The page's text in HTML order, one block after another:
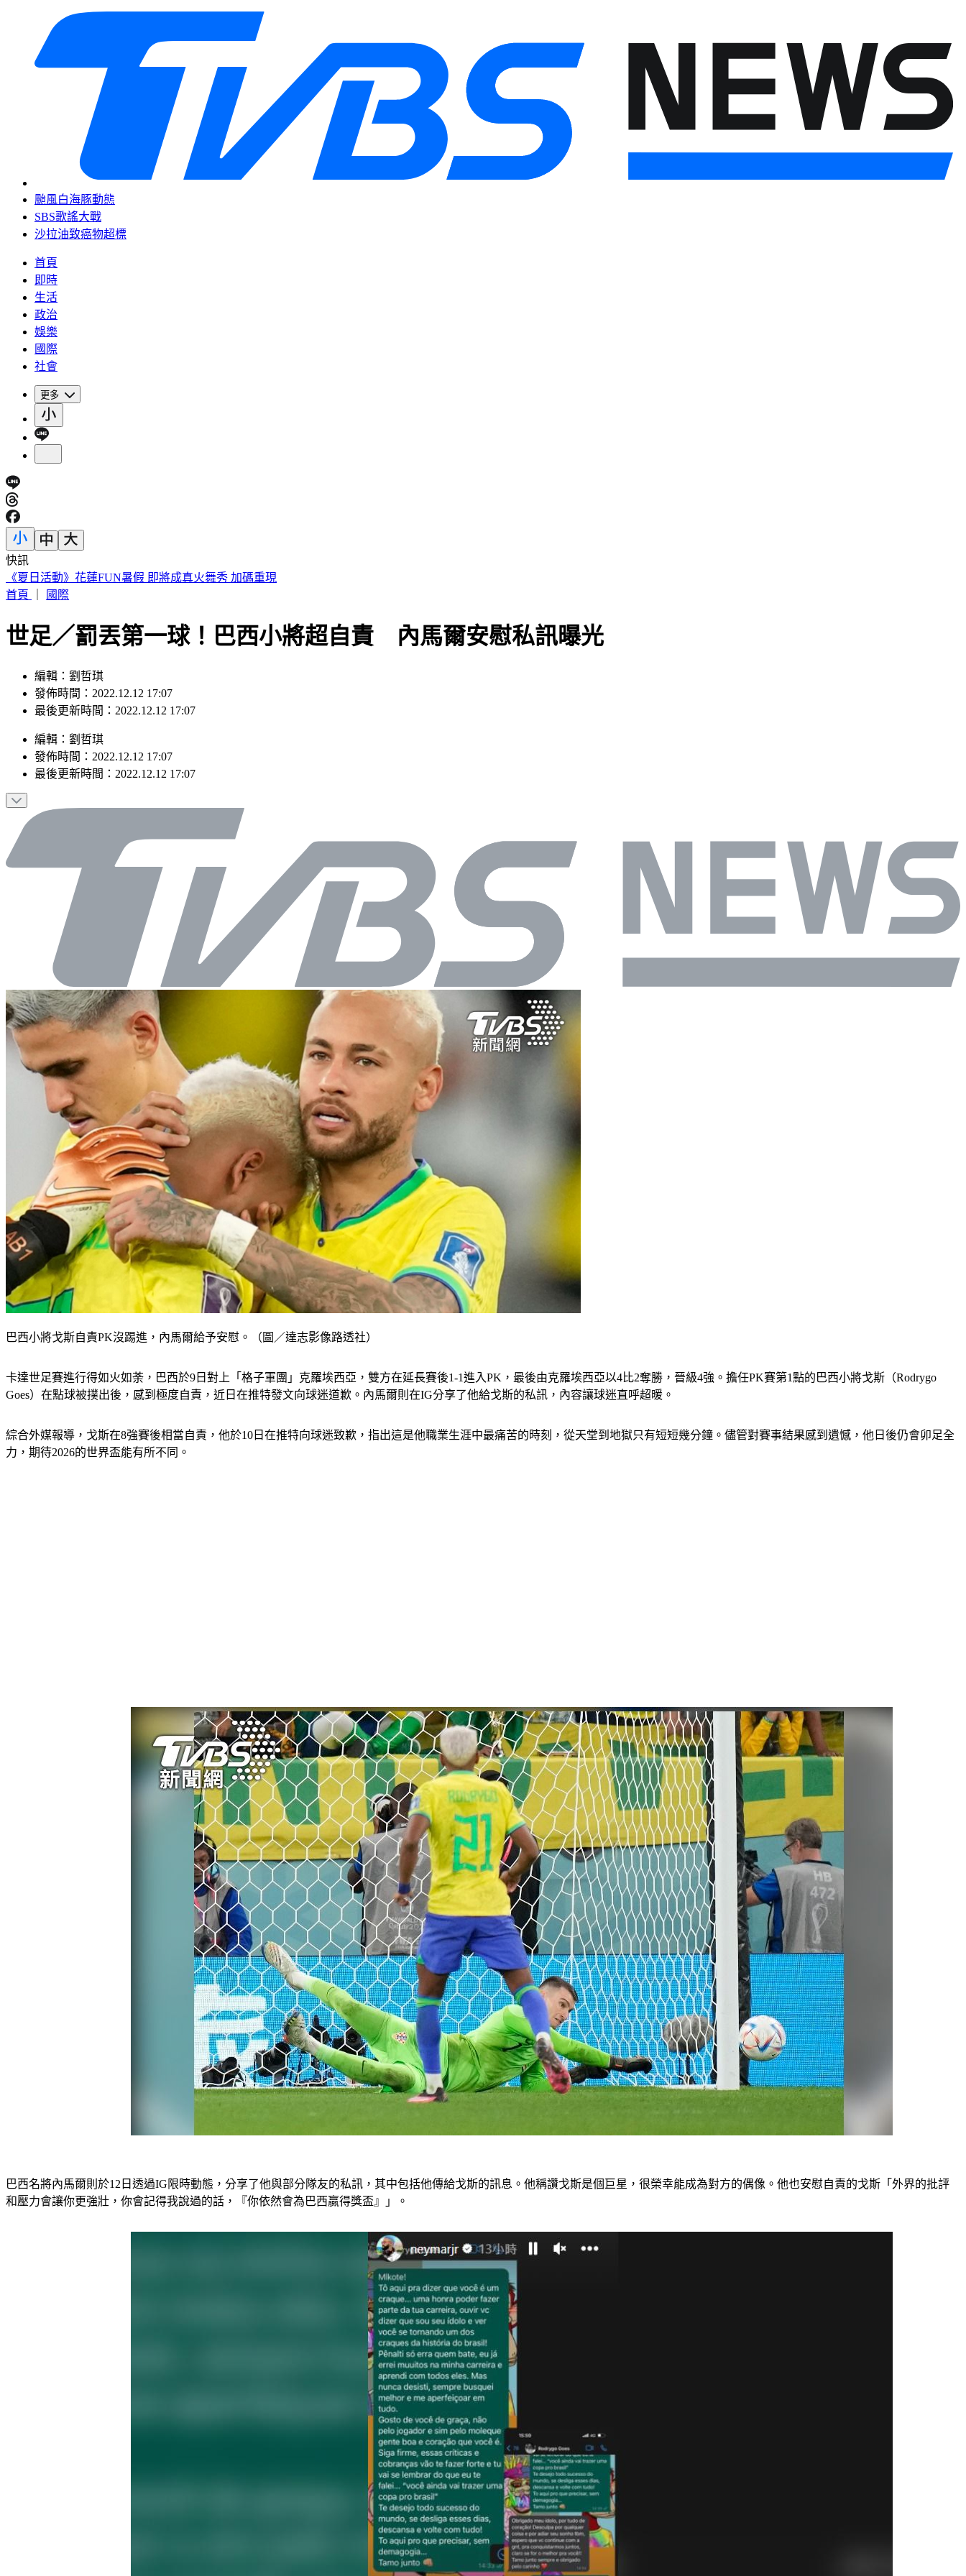
颱風白海豚動態
SBS歌謠大戰
沙拉油致癌物超標
首頁
即時
生活
政治
娛樂
國際
社會
更多
快訊
188萬《龍藏經》賣掉了！大戶不甩7折 店員爆「付現買原價」
首頁
國際
世足／罰丟第一球！巴西小將超自責 內馬爾安慰私訊曝光
編輯：劉哲琪
發佈時間：2022.12.12 17:07
最後更新時間：2022.12.12 17:07
編輯 ： 劉哲琪
發佈時間： 2022.12.12 17:07
最後更新時間： 2022.12.12 17:07
巴西小將戈斯自責PK沒踢進，內馬爾給予安慰。（圖／達志影像路透社）
卡達世足賽進行得如火如荼，巴西於9日對上「格子軍團」克羅埃西亞，雙方在延長賽後1-1進入PK，最後由克羅埃西亞以4比2奪勝，晉級4強。擔任PK賽第1點的巴西小將戈斯（Rodrygo
Goes）在點球被撲出後，感到極度自責，近日在推特發文向球迷道歉。內馬爾則在IG分享了他給戈斯的私訊，內容讓球迷直呼超暖。
綜合外媒報導，戈斯在8強賽後相當自責，他於10日在推特向球迷致歉，指出這是他職業生涯中最痛苦的時刻，從天堂到地獄只有短短幾分鐘。儘管對賽事結果感到遺憾，他日後仍會卯足全
力，期待2026的世界盃能有所不同。
巴西名將內馬爾則於12日透過IG限時動態，分享了他與部分隊友的私訊，其中包括他傳給戈斯的訊息。他稱讚戈斯是個巨星，很榮幸能成為對方的偶像。他也安慰自責的戈斯「外界的批評
和壓力會讓你更強壯，你會記得我說過的話，『你依然會為巴西贏得獎盃』」。